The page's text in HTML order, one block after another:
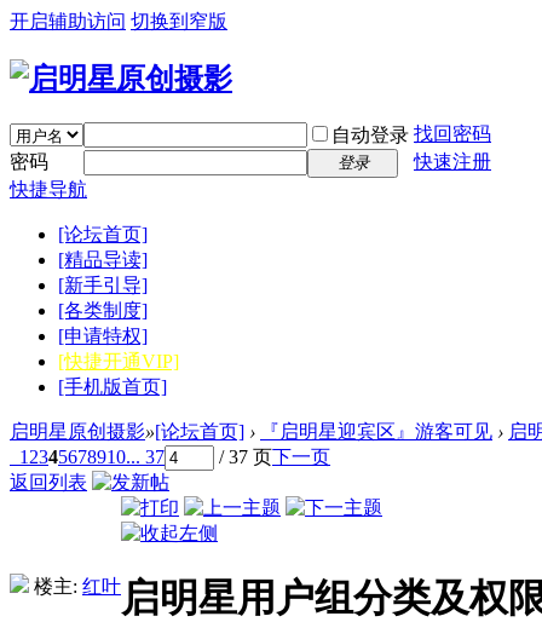
开启辅助访问 切换到窄版
自动登录 找回密码
密码
登录
快速注册
快捷导航
[论坛首页]
[精品导读]
[新手引导]
[各类制度]
[申请特权]
[快捷开通VIP]
[手机版首页]
启明星原创摄影»[论坛首页] › 『启明星迎宾区』游客可见 › 启
1 2345678910... 37 / 37 页下一页
返回列表
楼主: 红叶启明星用户组分类及权